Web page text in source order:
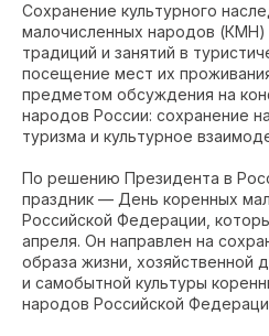
Сохранение культурного
малочисленных народов (КМН)
традиций и занятий в
посещение мест их
предметом обсуждения на
народов России: сохранение
туризма и культурное
По решению Президента в
праздник — День коренных
Российской Федерации,
апреля. Он направлен на
образа жизни, хозяйственной
и самобытной культуры
народов Российской